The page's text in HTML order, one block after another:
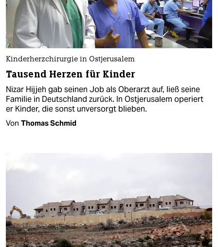
Kinderherzchirurgie in Ostjerusalem
Tausend Herzen für Kinder
Nizar Hijjeh gab seinen Job als Oberarzt auf, ließ seine
Familie in Deutschland zurück. In Ostjerusalem operiert
er Kinder, die sonst unversorgt blieben.
Von Thomas Schmid